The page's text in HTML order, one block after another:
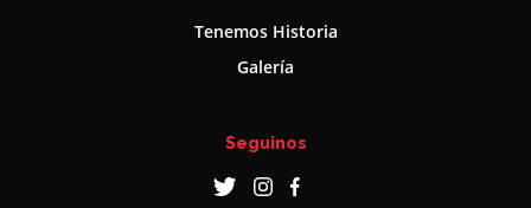
Tenemos Historia
Galería
Seguinos